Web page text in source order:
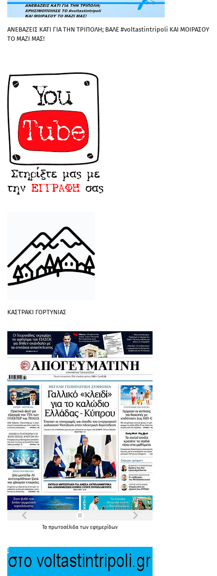
ΑΝΕΒΑΖΕΙΣ ΚΑΤΙ ΓΙΑ ΤΗΝ ΤΡΙΠΟΛΗ; ΒΑΛΕ #voltastintripoli ΚΑΙ ΜΟΙΡΑΣΟΥ
ΤΟ ΜΑΖΙ ΜΑΣ!
ΚΑΣΤΡΑΚΙ ΓΟΡΤΥΝΙΑΣ
Τα πρωτοσέλιδα των εφημερίδων